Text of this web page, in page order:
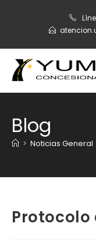
Blog
> Noticias General
Protocolo